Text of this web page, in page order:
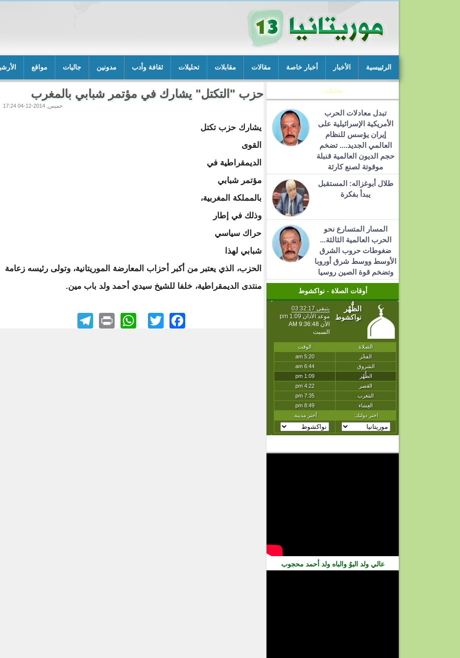
الرئييسية الأخبار أخبار خاصة مقالات مقابلات تحليلات ثقافة وأدب مدونين جاليات مواقع
تحليلات
تبدل معادلات الحرب
الأمريكية الإسرائيلية على
إيران يؤسس للنظام
العالمي الجديد.... تضخم
حجم الديون العالمية قنبلة
موقوتة لصنع كارثة
طلال أبوغزاله: المستقبل
يبدأ بفكرة
المسار المتسارع نحو
الحرب العالمية الثالثة...
ضغوطات حروب الشرق
الأوسط ووسط شرق أوروبا
وتضخم قوة الصين روسيا
أوقات الصلاة - نواكشوط
عالي ولد البوُ والباه ولد أحمد محجوب
حزب "التكتل" يشارك في مؤتمر شبابي بالمغرب
خميس, 2014-12-04 17:24
يشارك حزب تكتل
القوى
الديمقراطية في
مؤتمر شبابي
بالمملكة المغربية،
وذلك في إطار
حراك سياسي
شبابي لهذا
الحزب، الذي يعتبر من أكبر أحزاب المعارضة الموريتانية، وتولى رئيسه زعامة
منتدى الديمقراطية، خلفا للشيخ سيدي أحمد ولد باب مين.
Facebook
Twitter
WhatsApp
Print